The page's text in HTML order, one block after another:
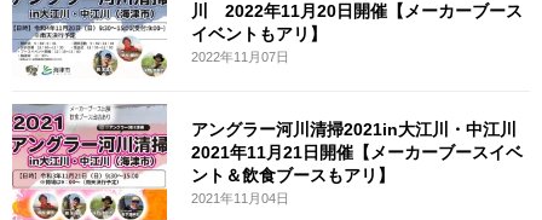
川 2022年11月20日開催【メーカーブース
イベントもアリ】
2022年11月07日
アングラー河川清掃2021in大江川・中江川
2021年11月21日開催【メーカーブースイベ
ント＆飲食ブースもアリ】
2021年11月04日